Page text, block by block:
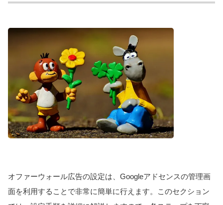
オファーウォール広告の設定は、Googleアドセンスの管理画
面を利用することで非常に簡単に行えます。このセクション